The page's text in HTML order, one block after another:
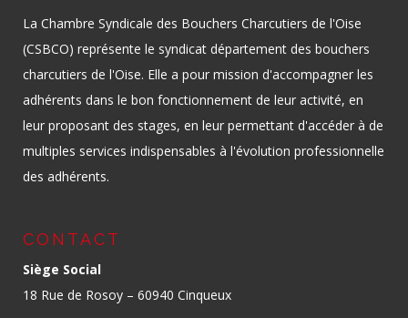
La Chambre Syndicale des Bouchers Charcutiers de l'Oise
(CSBCO) représente le syndicat département des bouchers
charcutiers de l'Oise. Elle a pour mission d'accompagner les
adhérents dans le bon fonctionnement de leur activité, en
leur proposant des stages, en leur permettant d'accéder à de
multiples services indispensables à l'évolution professionnelle
des adhérents.
CONTACT
Siège Social
18 Rue de Rosoy – 60940 Cinqueux